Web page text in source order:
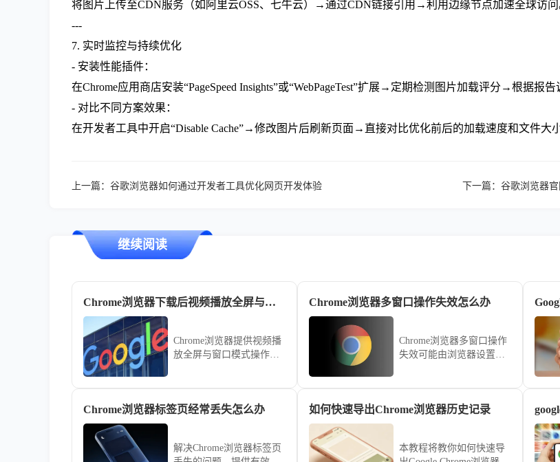
将图片上传至CDN服务（如阿里云OSS、七牛云）→通过CDN链接引用→利用边缘节点加速全球访问
---
7. 实时监控与持续优化
- 安装性能插件：
在Chrome应用商店安装“PageSpeed Insights”或“WebPageTest”扩展→定期检测图片加载评分→根据报告
- 对比不同方案效果：
在开发者工具中开启“Disable Cache”→修改图片后刷新页面→直接对比优化前后的加载速度和文件大小
上一篇： 谷歌浏览器如何通过开发者工具优化网页开发体验 下一篇： 谷歌浏览器
继续阅读
Chrome浏览器下载后视频播放全屏与窗口模式技巧
Chrome浏览器提供视频播
放全屏与窗口模式操作技
Chrome浏览器多窗口操作失效怎么办
Chrome浏览器多窗口操作
失效可能由浏览器设置或
查插件，确保多窗口功能
Chrome浏览器标签页经常丢失怎么办
解决Chrome浏览器标签页
如何快速导出Chrome浏览器历史记录
本教程将教你如何快速导